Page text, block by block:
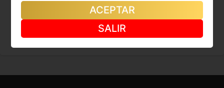
EVALUNA MIA KOLUCHI
ACEPTAR
SALIR